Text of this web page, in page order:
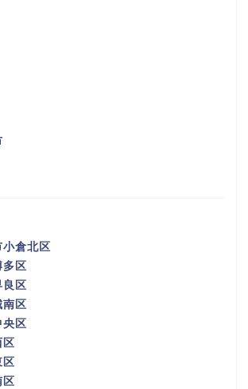
小倉北区
多区
良区
南区
央区
区
区
区